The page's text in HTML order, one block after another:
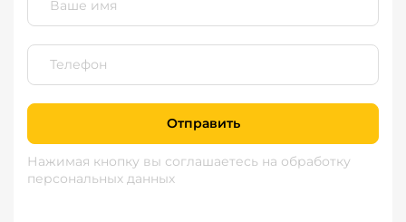
Отправить
Нажимая кнопку вы соглашаетесь на обработку
персональных данных